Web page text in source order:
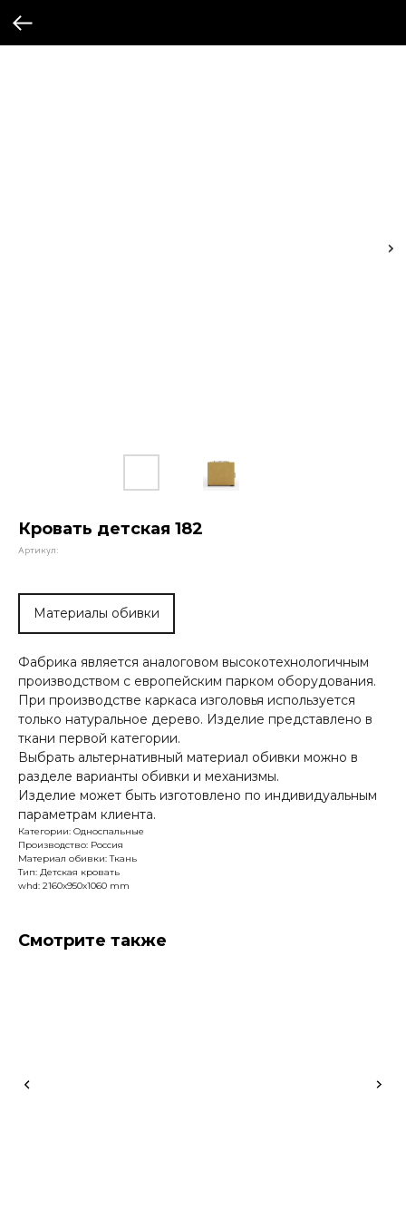
Кровать детская 182
Артикул:
Материалы обивки
Фабрика является аналоговом высокотехнологичным
производством с европейским парком оборудования.
При производстве каркаса изголовья используется
только натуральное дерево. Изделие представлено в
ткани первой категории.
Выбрать альтернативный материал обивки можно в
разделе варианты обивки и механизмы.
Изделие может быть изготовлено по индивидуальным
параметрам клиента.
Категории: Односпальные
Производство: Россия
Материал обивки: Ткань
Тип: Детская кровать
whd: 2160x950x1060 mm
Смотрите также